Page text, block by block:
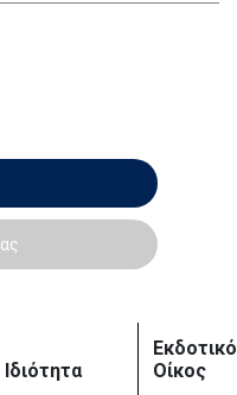
Ιδιότητα
Οίκος